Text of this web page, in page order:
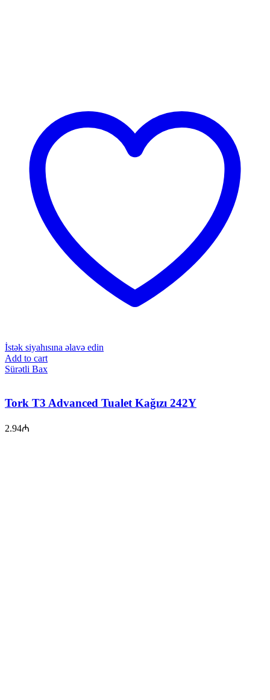
İstək siyahısına əlavə edin
Add to cart
Sürətli Bax
Tork T3 Advanced Tualet Kağızı 242Y
2.94₼